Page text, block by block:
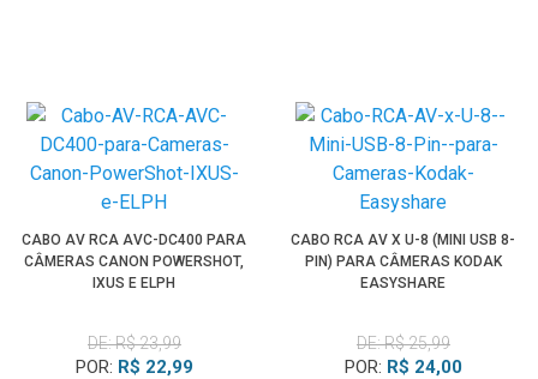
CABO AV RCA AVC-DC400 PARA
CÂMERAS CANON POWERSHOT,
IXUS E ELPH
DE: R$ 23,99
POR: R$ 22,99
CABO RCA AV X U-8 (MINI USB 8-
PIN) PARA CÂMERAS KODAK
EASYSHARE
DE: R$ 25,99
POR: R$ 24,00